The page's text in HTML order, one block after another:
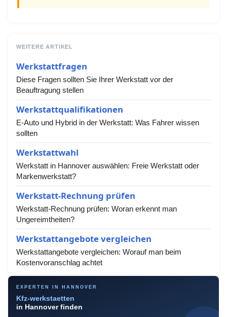
WEITERE ARTIKEL
Werkstattfragen
Diese Fragen sollten Sie Ihrer Werkstatt vor der
Beauftragung stellen
Werkstattqualifikationen
E-Auto und Hybrid in der Werkstatt: Was Fahrer wissen
sollten
Werkstattwahl
Werkstatt in Hannover auswählen: Freie Werkstatt oder
Markenwerkstatt?
Werkstatt-Rechnung prüfen
Werkstatt-Rechnung prüfen: Woran erkennt man
Ungereimtheiten?
Werkstattangebote vergleichen
Werkstattangebote vergleichen: Worauf man beim
Kostenvoranschlag achtet
EXPERTEN IN HANNOVER
Kfz-werkstaetten
in Hannover finden